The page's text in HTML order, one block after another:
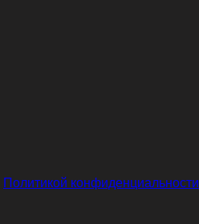
Политикой конфиденциальности